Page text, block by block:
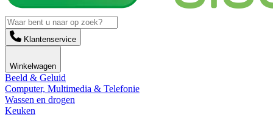
Klantenservice
Winkelwagen
Beeld & Geluid
Computer, Multimedia & Telefonie
Wassen en drogen
Keuken